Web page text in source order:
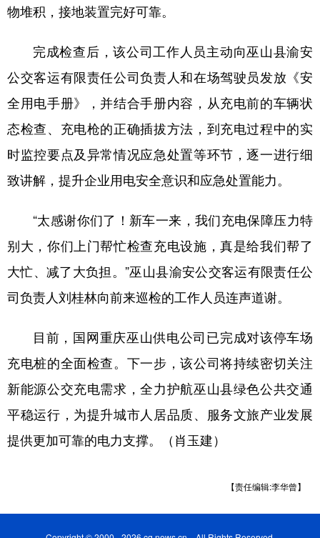
物堆积，接地装置完好可靠。
完成检查后，该公司工作人员主动向巫山县渝安
公交客运有限责任公司负责人和在场驾驶员发放《安
全用电手册》，并结合手册内容，从充电前的车辆状
态检查、充电枪的正确插拔方法，到充电过程中的实
时监控要点及异常情况应急处置等环节，逐一进行细
致讲解，提升企业用电安全意识和应急处置能力。
“太感谢你们了！新车一来，我们充电保障压力特
别大，你们上门帮忙检查充电设施，真是给我们帮了
大忙、减了大负担。”巫山县渝安公交客运有限责任公
司负责人刘桂林向前来巡检的工作人员连声道谢。
目前，国网重庆巫山供电公司已完成对该停车场
充电桩的全面检查。下一步，该公司将持续密切关注
新能源公交充电需求，全力护航巫山县绿色公共交通
平稳运行，为提升城市人居品质、服务文旅产业发展
提供更加可靠的电力支撑。（肖玉建）
【责任编辑:李华曾】